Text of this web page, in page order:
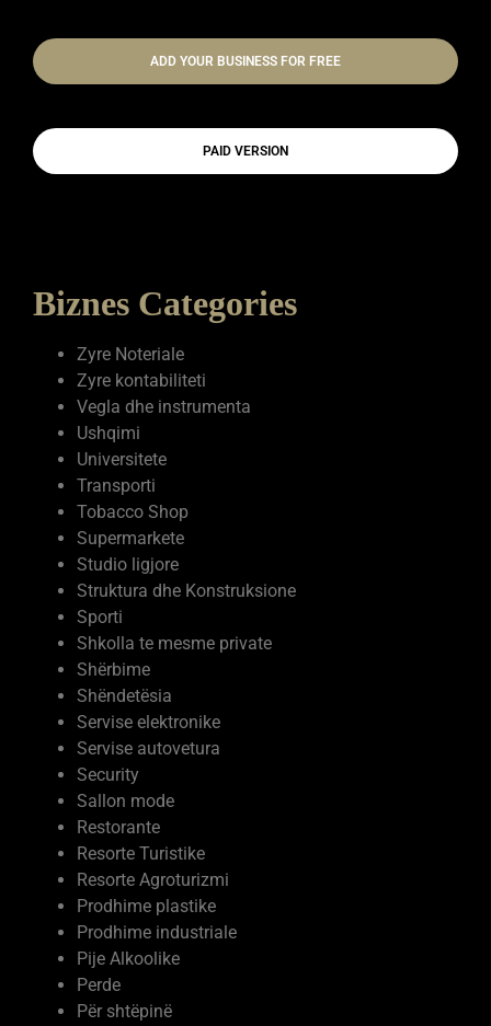
Zyre Noteriale
Vegla dhe instrumenta
Ushqimi
Universitete
Transporti
Tobacco Shop
Supermarkete
Studio ligjore
Struktura dhe Konstruksione
Sporti
Shkolla te mesme private
Shërbime
Shëndetësia
Servise elektronike
Servise autovetura
Security
Sallon mode
Restorante
Resorte Turistike
Resorte Agroturizmi
Prodhime plastike
Prodhime industriale
Pije Alkoolike
Perde
Për shtëpinë
Pasuri te paluajteshme
Parukeri